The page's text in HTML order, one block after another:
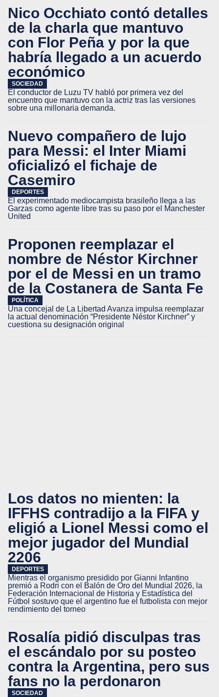
Nico Occhiato contó detalles
de la charla que mantuvo
con Flor Peña y por la que
habría llegado a un acuerdo
económico
SOCIEDAD
El conductor de Luzu TV habló por primera vez del
encuentro que mantuvo con la actriz tras las versiones
sobre una millonaria demanda.
Nuevo compañero de lujo
para Messi: el Inter Miami
oficializó el fichaje de
Casemiro
DEPORTES
El experimentado mediocampista brasileño llega a las
Garzas como agente libre tras su paso por el Manchester
United
Proponen reemplazar el
nombre de Néstor Kirchner
por el de Messi en un tramo
de la Costanera de Santa Fe
POLÍTICA
Una concejal de La Libertad Avanza impulsa reemplazar
la actual denominación “Presidente Néstor Kirchner” y
cuestiona su designación original
Los datos no mienten: la
IFFHS contradijo a la FIFA y
eligió a Lionel Messi como el
mejor jugador del Mundial
2206
DEPORTES
Mientras el organismo presidido por Gianni Infantino
premió a Rodri con el Balón de Oro del Mundial 2026, la
Federación Internacional de Historia y Estadística del
Fútbol sostuvo que el argentino fue el futbolista con mejor
rendimiento del torneo
Rosalía pidió disculpas tras
el escándalo por su posteo
contra la Argentina, pero sus
fans no la perdonaron
SOCIEDAD